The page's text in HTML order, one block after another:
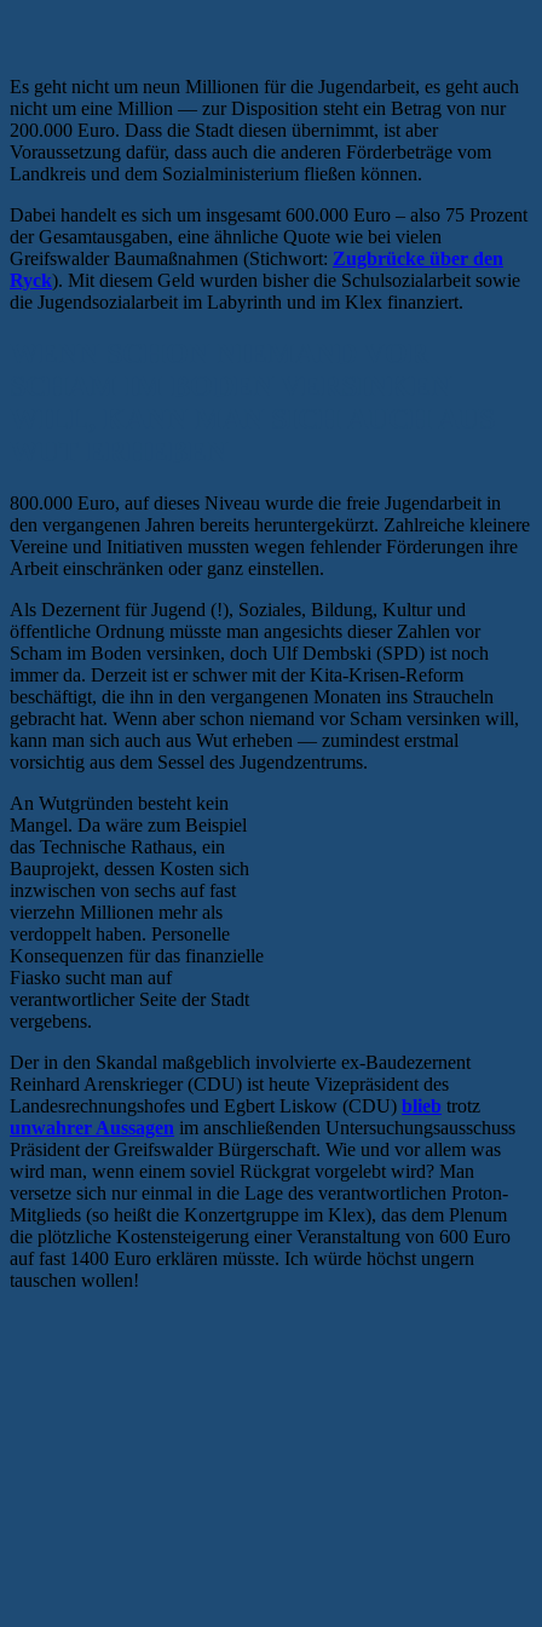
Es geht nicht um neun Millionen für die Jugendarbeit, es geht auch
nicht um eine Million — zur Disposition steht ein Betrag von nur
200.000 Euro. Dass die Stadt diesen übernimmt, ist aber
Voraussetzung dafür, dass auch die anderen Förderbeträge vom
Landkreis und dem Sozialministerium fließen können.
Dabei handelt es sich um insgesamt 600.000 Euro – also 75 Prozent
der Gesamtausgaben, eine ähnliche Quote wie bei vielen
Greifswalder Baumaßnahmen (Stichwort: Zugbrücke über den
Ryck). Mit diesem Geld wurden bisher die Schulsozialarbeit sowie
die Jugendsozialarbeit im Labyrinth und im Klex finanziert.
800.000 Euro, auf dieses Niveau wurde die freie Jugendarbeit in
den vergangenen Jahren bereits heruntergekürzt. Zahlreiche kleinere
Vereine und Initiativen mussten wegen fehlender Förderungen ihre
Arbeit einschränken oder ganz einstellen.
Als Dezernent für Jugend (!), Soziales, Bildung, Kultur und
öffentliche Ordnung müsste man angesichts dieser Zahlen vor
Scham im Boden versinken, doch Ulf Dembski (SPD) ist noch
immer da. Derzeit ist er schwer mit der Kita-Krisen-Reform
beschäftigt, die ihn in den vergangenen Monaten ins Straucheln
gebracht hat. Wenn aber schon niemand vor Scham versinken will,
kann man sich auch aus Wut erheben — zumindest erstmal
vorsichtig aus dem Sessel des Jugendzentrums.
An Wutgründen besteht kein
Mangel. Da wäre zum Beispiel
das Technische Rathaus, ein
Bauprojekt, dessen Kosten sich
inzwischen von sechs auf fast
vierzehn Millionen mehr als
verdoppelt haben. Personelle
Konsequenzen für das finanzielle
Fiasko sucht man auf
verantwortlicher Seite der Stadt
vergebens.
Der in den Skandal maßgeblich involvierte ex-Baudezernent
Reinhard Arenskrieger (CDU) ist heute Vizepräsident des
Landesrechnungshofes und Egbert Liskow (CDU) blieb trotz
unwahrer Aussagen im anschließenden Untersuchungsausschuss
Präsident der Greifswalder Bürgerschaft. Wie und vor allem was
wird man, wenn einem soviel Rückgrat vorgelebt wird? Man
versetze sich nur einmal in die Lage des verantwortlichen Proton-
Mitglieds (so heißt die Konzertgruppe im Klex), das dem Plenum
die plötzliche Kostensteigerung einer Veranstaltung von 600 Euro
auf fast 1400 Euro erklären müsste. Ich würde höchst ungern
tauschen wollen!